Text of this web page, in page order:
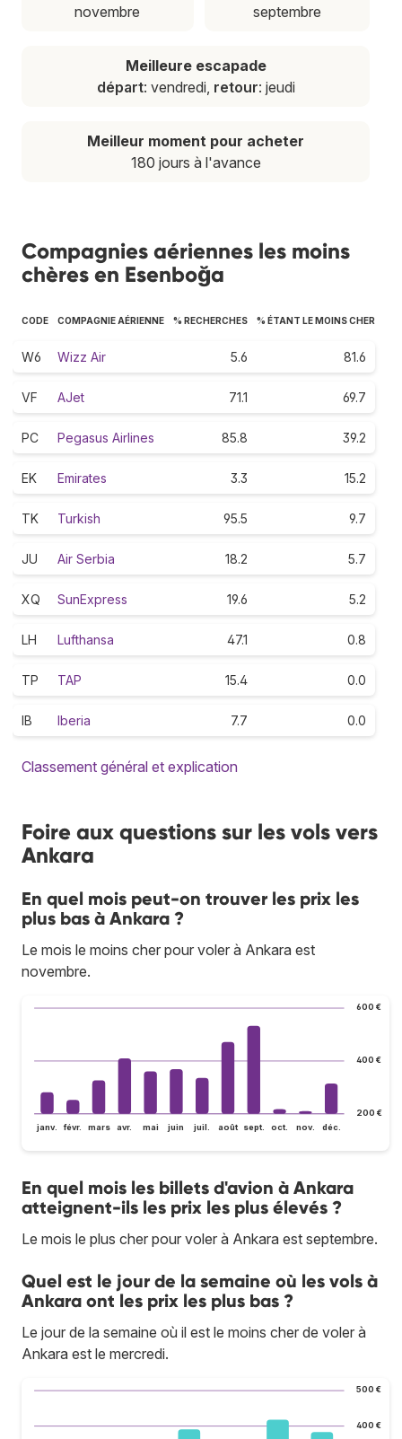
novembre
septembre
Meilleure escapade
départ: vendredi, retour: jeudi
Meilleur moment pour acheter
180 jours à l'avance
Compagnies aériennes les moins
chères en Esenboğa
CODE COMPAGNIE AÉRIENNE % RECHERCHES % ÉTANT LE MOINS CHER
W6 Wizz Air 5.6 81.6
VF AJet 71.1 69.7
PC Pegasus Airlines 85.8 39.2
EK Emirates 3.3 15.2
TK Turkish 95.5 9.7
JU Air Serbia 18.2 5.7
XQ SunExpress 19.6 5.2
LH Lufthansa 47.1 0.8
TP TAP 15.4 0.0
IB Iberia 7.7 0.0
Classement général et explication
Foire aux questions sur les vols vers
Ankara
En quel mois peut-on trouver les prix les
plus bas à Ankara ?
Le mois le moins cher pour voler à Ankara est
novembre.
200 €
400 €
600 €
janv. févr. mars avr. mai juin juil. août sept. oct. nov. déc.
En quel mois les billets d'avion à Ankara
atteignent-ils les prix les plus élevés ?
Le mois le plus cher pour voler à Ankara est septembre.
Quel est le jour de la semaine où les vols à
Ankara ont les prix les plus bas ?
Le jour de la semaine où il est le moins cher de voler à
Ankara est le mercredi.
400 €
500 €